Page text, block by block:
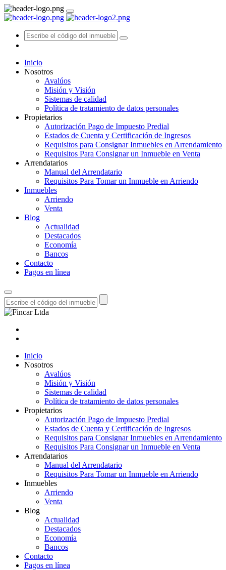
Inicio
Nosotros
Avalúos
Misión y Visión
Sistemas de calidad
Política de tratamiento de datos personales
Propietarios
Autorización Pago de Impuesto Predial
Estados de Cuenta y Certificación de Ingresos
Requisitos para Consignar Inmuebles en Arrendamiento
Requisitos Para Consignar un Inmueble en Venta
Arrendatarios
Manual del Arrendatario
Requisitos Para Tomar un Inmueble en Arriendo
Inmuebles
Arriendo
Venta
Blog
Actualidad
Destacados
Economía
Bancos
Contacto
Pagos en línea
Inicio
Nosotros
Avalúos
Misión y Visión
Sistemas de calidad
Política de tratamiento de datos personales
Propietarios
Autorización Pago de Impuesto Predial
Estados de Cuenta y Certificación de Ingresos
Requisitos para Consignar Inmuebles en Arrendamiento
Requisitos Para Consignar un Inmueble en Venta
Arrendatarios
Manual del Arrendatario
Requisitos Para Tomar un Inmueble en Arriendo
Inmuebles
Arriendo
Venta
Blog
Actualidad
Destacados
Economía
Bancos
Contacto
Pagos en línea